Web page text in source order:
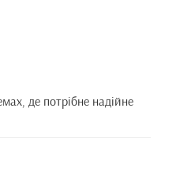
де потрібне надійне